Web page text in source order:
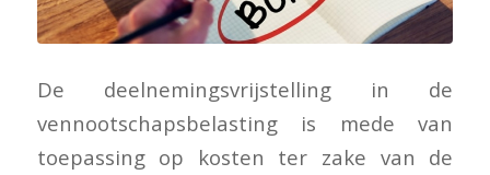
De deelnemingsvrijstelling in de
vennootschapsbelasting is mede van
toepassing op kosten ter zake van de